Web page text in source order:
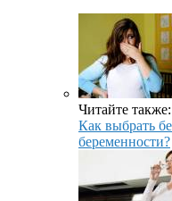
Читайте также:
Как выбрать
беременности?